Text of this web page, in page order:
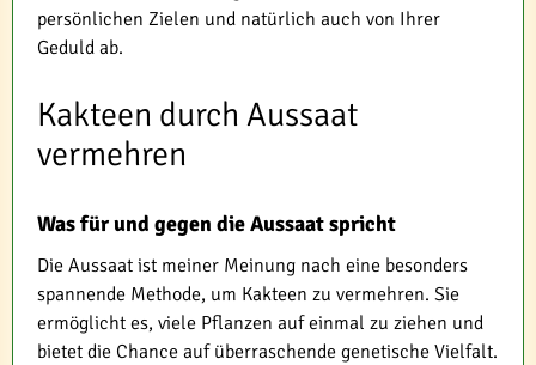
persönlichen Zielen und natürlich auch von Ihrer
Geduld ab.
Kakteen durch Aussaat
vermehren
Was für und gegen die Aussaat spricht
Die Aussaat ist meiner Meinung nach eine besonders
spannende Methode, um Kakteen zu vermehren. Sie
ermöglicht es, viele Pflanzen auf einmal zu ziehen und
bietet die Chance auf überraschende genetische Vielfalt.